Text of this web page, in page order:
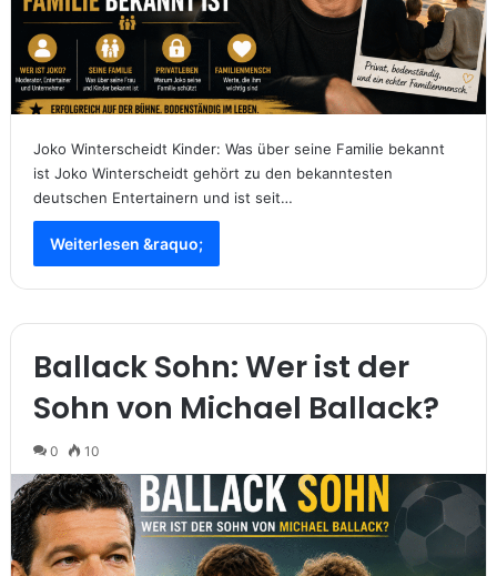
Joko Winterscheidt Kinder: Was über seine Familie bekannt
ist Joko Winterscheidt gehört zu den bekanntesten
deutschen Entertainern und ist seit…
Weiterlesen &raquo;
Ballack Sohn: Wer ist der
Sohn von Michael Ballack?
0 10